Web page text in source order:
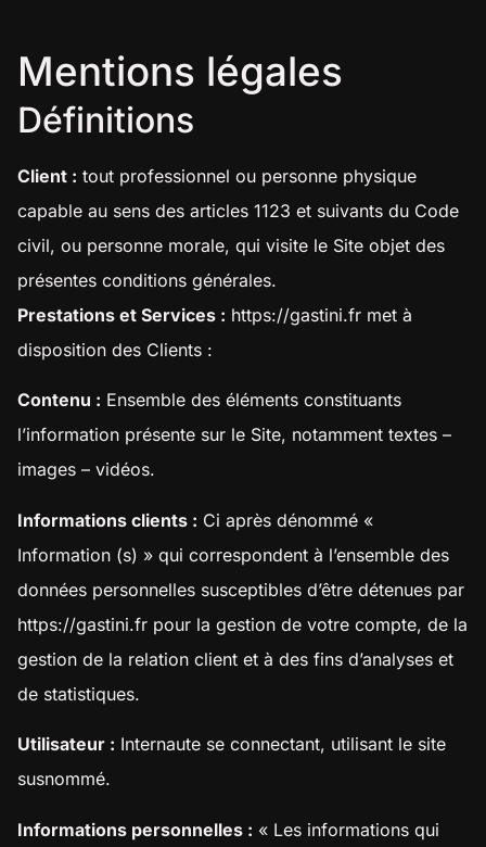
Mentions légales
Définitions
Client : tout professionnel ou personne physique
capable au sens des articles 1123 et suivants du Code
civil, ou personne morale, qui visite le Site objet des
présentes conditions générales.
Prestations et Services : https://gastini.fr met à
disposition des Clients :
Contenu : Ensemble des éléments constituants
l’information présente sur le Site, notamment textes –
images – vidéos.
Informations clients : Ci après dénommé «
Information (s) » qui correspondent à l’ensemble des
données personnelles susceptibles d’être détenues par
https://gastini.fr pour la gestion de votre compte, de la
gestion de la relation client et à des fins d’analyses et
de statistiques.
Utilisateur : Internaute se connectant, utilisant le site
susnommé.
Informations personnelles : « Les informations qui